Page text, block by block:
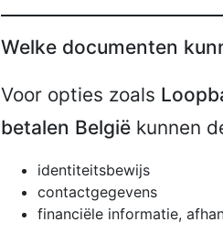
Welke documenten
Voor opties zoals
betalen België kunnen
identiteitsbewijs
contactgegevens
financiële informatie,